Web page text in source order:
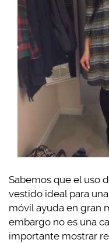
Sabemos que el uso
vestido ideal para
móvil ayuda en gran
embargo no es una
importante mostrar